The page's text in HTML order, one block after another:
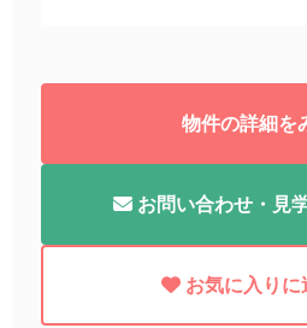
物件の詳細を
お問い合わせ・見
お気に入りに